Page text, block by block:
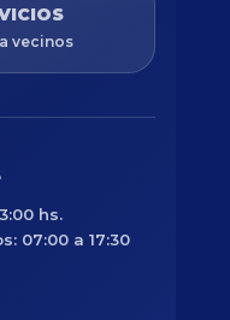
vecinos
hs.
07:00 a 17:30